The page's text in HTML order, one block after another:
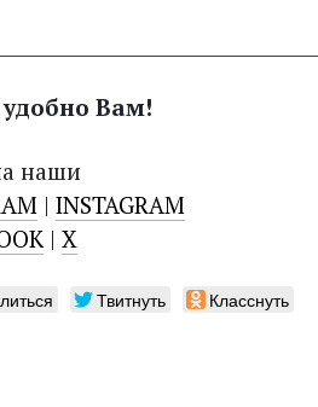
Вам!
наши
| INSTAGRAM
| X
Твитнуть Класснуть